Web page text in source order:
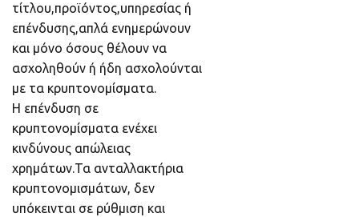
τίτλου,προϊόντος,υπηρεσίας ή
επένδυσης,απλά ενημερώνουν
και μόνο όσους θέλουν να
ασχοληθούν ή ήδη ασχολούνται
με τα κρυπτονομίσματα.
Η επένδυση σε
κρυπτονομίσματα ενέχει
κινδύνους απώλειας
χρημάτων.Τα ανταλλακτήρια
κρυπτονομισμάτων, δεν
υπόκεινται σε ρύθμιση και